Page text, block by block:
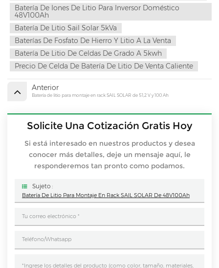
Batería De Iones De Litio Para Inversor Doméstico
48V100Ah
Batería De Litio Sail Solar 5kVa
Baterías De Fosfato De Hierro Y Litio A La Venta
Batería De Litio De Celdas De Grado A 5kwh
Precio De Celda De Batería De Litio De Venta Caliente
Anterior
Batería de litio para montaje en rack SAIL SOLAR de 51,2 V y 100 Ah
Solicite Una Cotización Gratis Hoy
Si está interesado en nuestros productos y desea
conocer más detalles, deje un mensaje aquí, le
responderemos tan pronto como podamos.
Sujeto :
Batería De Litio Para Montaje En Rack SAIL SOLAR De 48V100Ah